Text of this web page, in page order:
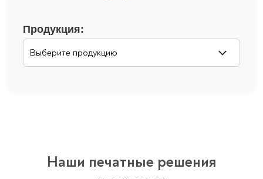
Продукция:
Наши печатные решения